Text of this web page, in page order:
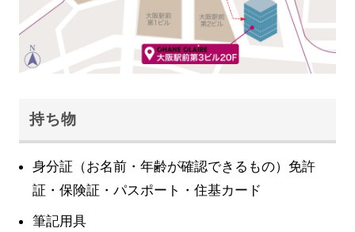
持ち物
身分証（お名前・年齢が確認できるもの）免許
証・保険証・パスポート・住基カード
筆記用具